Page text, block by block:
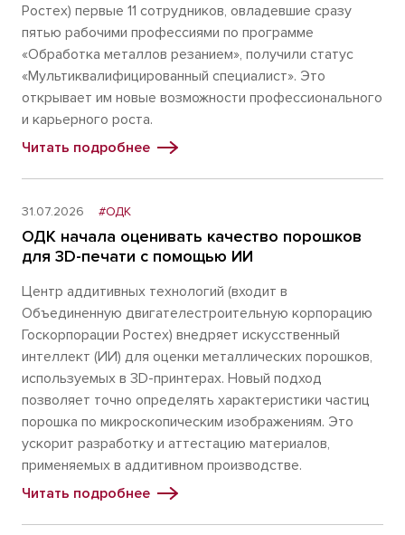
Ростех) первые 11 сотрудников, овладевшие сразу
пятью рабочими профессиями по программе
«Обработка металлов резанием», получили статус
«Мультиквалифицированный специалист». Это
открывает им новые возможности профессионального
и карьерного роста.
Читать подробнее
31.07.2026 #ОДК
ОДК начала оценивать качество порошков
для 3D-печати с помощью ИИ
Центр аддитивных технологий (входит в
Объединенную двигателестроительную корпорацию
Госкорпорации Ростех) внедряет искусственный
интеллект (ИИ) для оценки металлических порошков,
используемых в 3D-принтерах. Новый подход
позволяет точно определять характеристики частиц
порошка по микроскопическим изображениям. Это
ускорит разработку и аттестацию материалов,
применяемых в аддитивном производстве.
Читать подробнее